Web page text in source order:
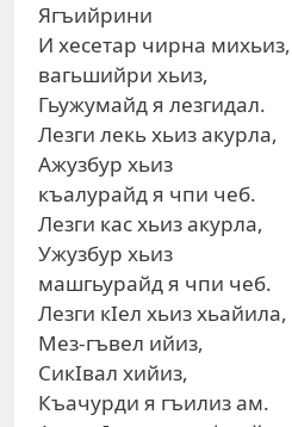
Ягъийрини
И хесетар чирна михьиз,
вагьшийри хьиз,
Гьужумайд я лезгидал.
Лезги лекь хьиз акурла,
Ажузбур хьиз
къалурайд я чпи чеб.
Лезги кас хьиз акурла,
Ужузбур хьиз
машгьурайд я чпи чеб.
Лезги кIел хьиз хьайила,
Мез-гъвел ийиз,
СикIвал хийиз,
Къачурди я гъилиз ам.